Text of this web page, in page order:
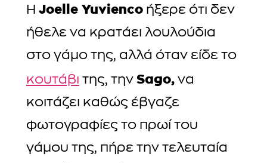
Η Joelle Yuvienco ήξερε ότι δεν
ήθελε να κρατάει λουλούδια
στο γάμο της, αλλά όταν είδε το
κουτάβι της, την Sago, να
κοιτάζει καθώς έβγαζε
φωτογραφίες το πρωί του
γάμου της, πήρε την τελευταία